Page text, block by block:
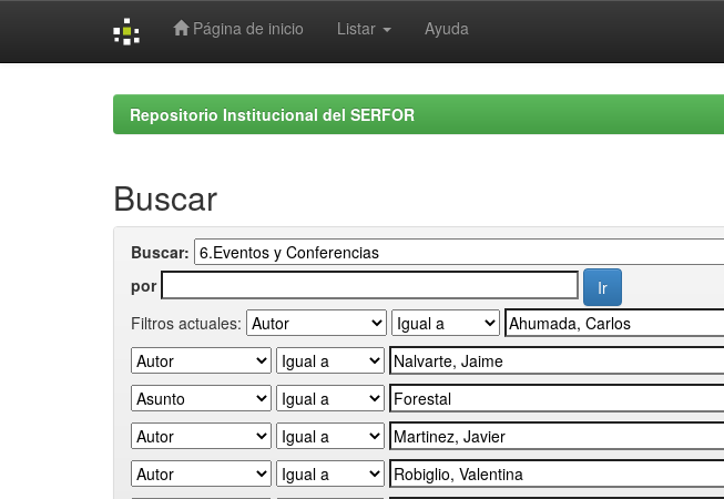
Página de inicio Listar Ayuda
Repositorio Institucional del SERFOR
Buscar
Buscar:
por
Filtros actuales: